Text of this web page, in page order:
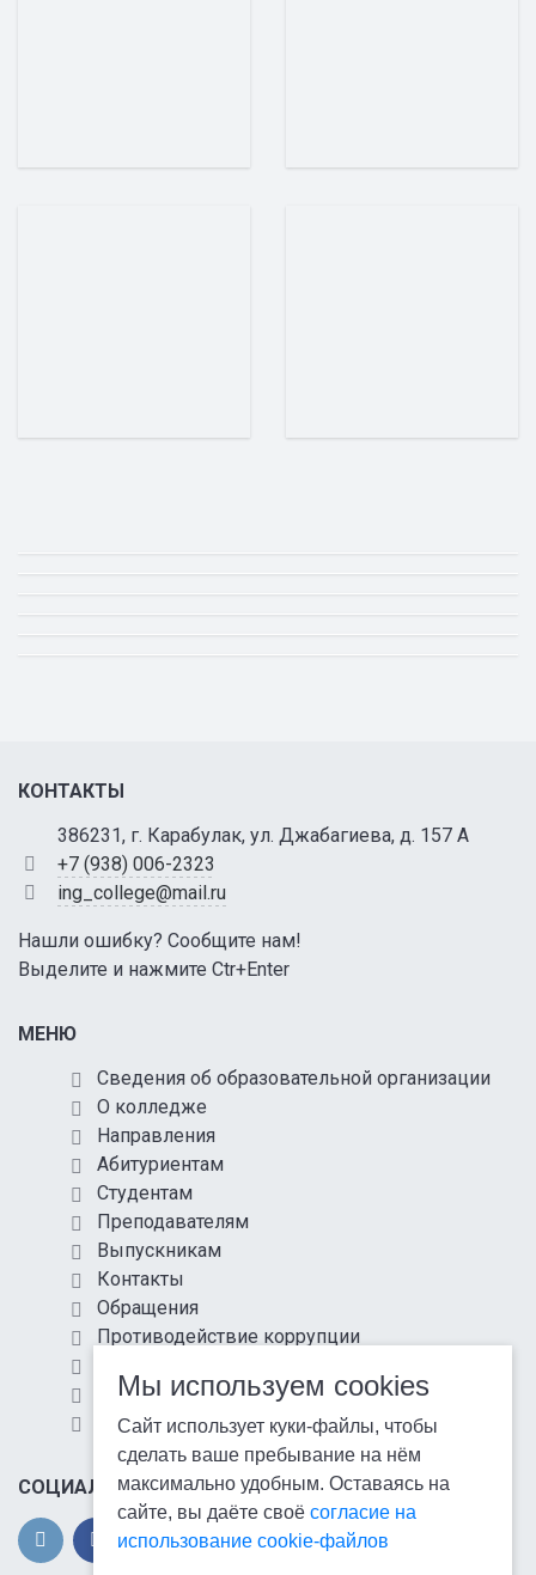
КОНТАКТЫ
386231, г. Карабулак, ул. Джабагиева, д. 157 А
+7 (938) 006-2323
ing_college@mail.ru
Нашли ошибку? Сообщите нам!
Выделите и нажмите Ctr+Enter
МЕНЮ
Сведения об образовательной организации
О колледже
Направления
Абитуриентам
Студентам
Преподавателям
Выпускникам
Контакты
Обращения
Противодействие коррупции
Антитеррористическая защищенность
Карта сайта
СОЦИАЛЬНЫЕ СЕТИ
Мы используем cookies
Сайт использует куки-файлы, чтобы
сделать ваше пребывание на нём
максимально удобным. Оставаясь на
сайте, вы даёте своё согласие на
использование cookie-файлов